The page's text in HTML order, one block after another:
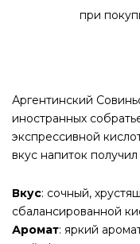
при
Аргентинский
иностранных
экспрессивной
вкус напиток
Вкус: сочный,
сбалансированной
Аромат: яркий